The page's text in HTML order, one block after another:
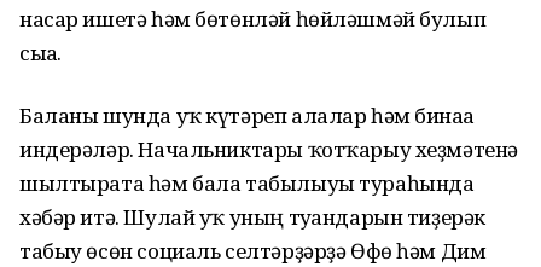
насар ишетә һәм бөтөнләй һөйләшмәй булып
сыға.
Баланы шунда уҡ күтәреп алалар һәм бинаға
индерәләр. Начальниктары ҡотҡарыу хеҙмәтенә
шылтырата һәм бала табылыуы тураһында
хәбәр итә. Шулай уҡ уның туғандарын тиҙерәк
табыу өсөн социаль селтәрҙәрҙә Өфө һәм Дим